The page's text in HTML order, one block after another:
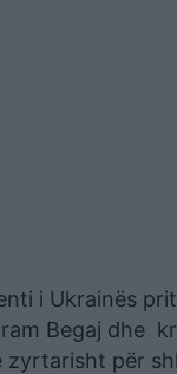
i Ukrainës
Begaj dhe
zyrtarisht për